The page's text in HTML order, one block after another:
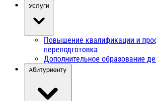
Услуги
Повышение квалификации и
переподготовка
Дополнительное образование
Абитуриенту